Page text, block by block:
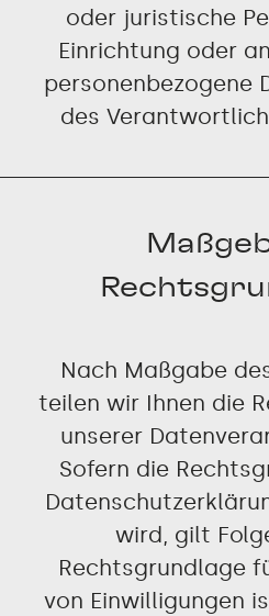
oder juristische
Einrichtung oder
personenbezogene
des
Nach Maßgabe
teilen wir Ihnen die
unserer
Sofern die
wird, gilt
Rechtsgrundlage
von Einwilligungen